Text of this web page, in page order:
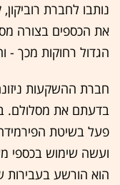
נותבו לחברת
את הכספים בצורה
הגדול רחוקות מכך -
חברת ההשקעות
בדעתם את מסלולם.
פעל בשיטת
ועשה שימוש בכספי
הוא הורשע בעבירות